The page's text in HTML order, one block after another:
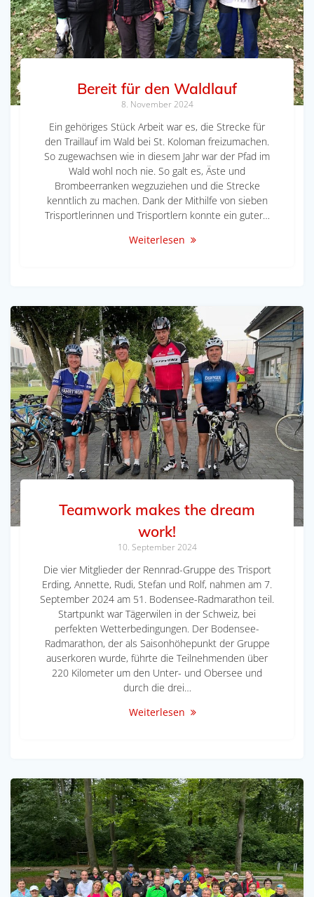
Bereit für den Waldlauf
8. November 2024
Ein gehöriges Stück Arbeit war es, die Strecke für
den Traillauf im Wald bei St. Koloman freizumachen.
So zugewachsen wie in diesem Jahr war der Pfad im
Wald wohl noch nie. So galt es, Äste und
Brombeerranken wegzuziehen und die Strecke
kenntlich zu machen. Dank der Mithilfe von sieben
Trisportlerinnen und Trisportlern konnte ein guter…
Weiterlesen
Teamwork makes the dream
work!
10. September 2024
Die vier Mitglieder der Rennrad-Gruppe des Trisport
Erding, Annette, Rudi, Stefan und Rolf, nahmen am 7.
September 2024 am 51. Bodensee-Radmarathon teil.
Startpunkt war Tägerwilen in der Schweiz, bei
perfekten Wetterbedingungen. Der Bodensee-
Radmarathon, der als Saisonhöhepunkt der Gruppe
auserkoren wurde, führte die Teilnehmenden über
220 Kilometer um den Unter- und Obersee und
durch die drei…
Weiterlesen